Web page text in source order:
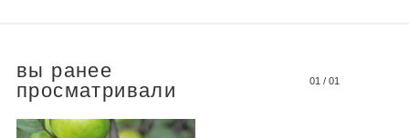
вы ранее
просматривали
01 / 01